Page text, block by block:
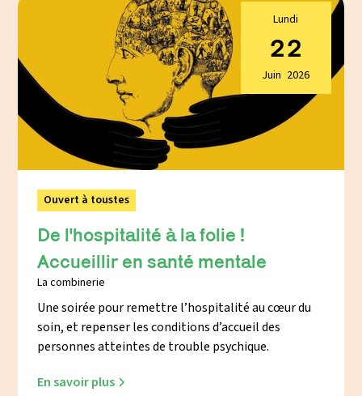
Lundi
22
Juin 2026
Ouvert à toustes
De l'hospitalité à la folie !
Accueillir en santé mentale
La combinerie
Une soirée pour remettre l’hospitalité au cœur du
soin, et repenser les conditions d’accueil des
personnes atteintes de trouble psychique.
En savoir plus